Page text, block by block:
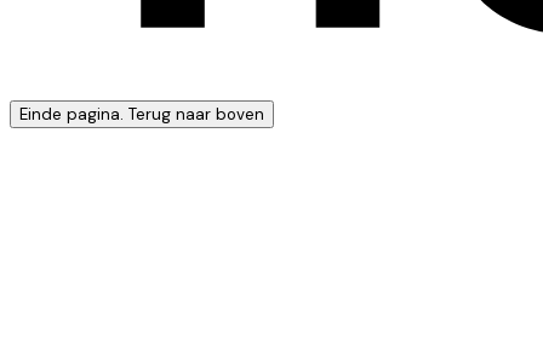
Einde pagina. Terug naar boven